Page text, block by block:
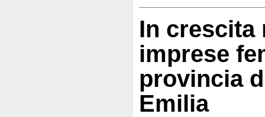
In crescita
imprese
provincia
Emilia